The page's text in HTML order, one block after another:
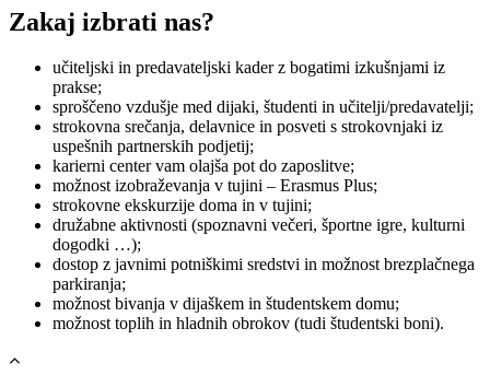
Zakaj izbrati nas?
učiteljski in predavateljski kader z bogatimi izkušnjami iz
prakse;
sproščeno vzdušje med dijaki, študenti in učitelji/predavatelji;
strokovna srečanja, delavnice in posveti s strokovnjaki iz
uspešnih partnerskih podjetij;
karierni center vam olajša pot do zaposlitve;
možnost izobraževanja v tujini – Erasmus Plus;
strokovne ekskurzije doma in v tujini;
družabne aktivnosti (spoznavni večeri, športne igre, kulturni
dogodki …);
dostop z javnimi potniškimi sredstvi in možnost brezplačnega
parkiranja;
možnost bivanja v dijaškem in študentskem domu;
možnost toplih in hladnih obrokov (tudi študentski boni).